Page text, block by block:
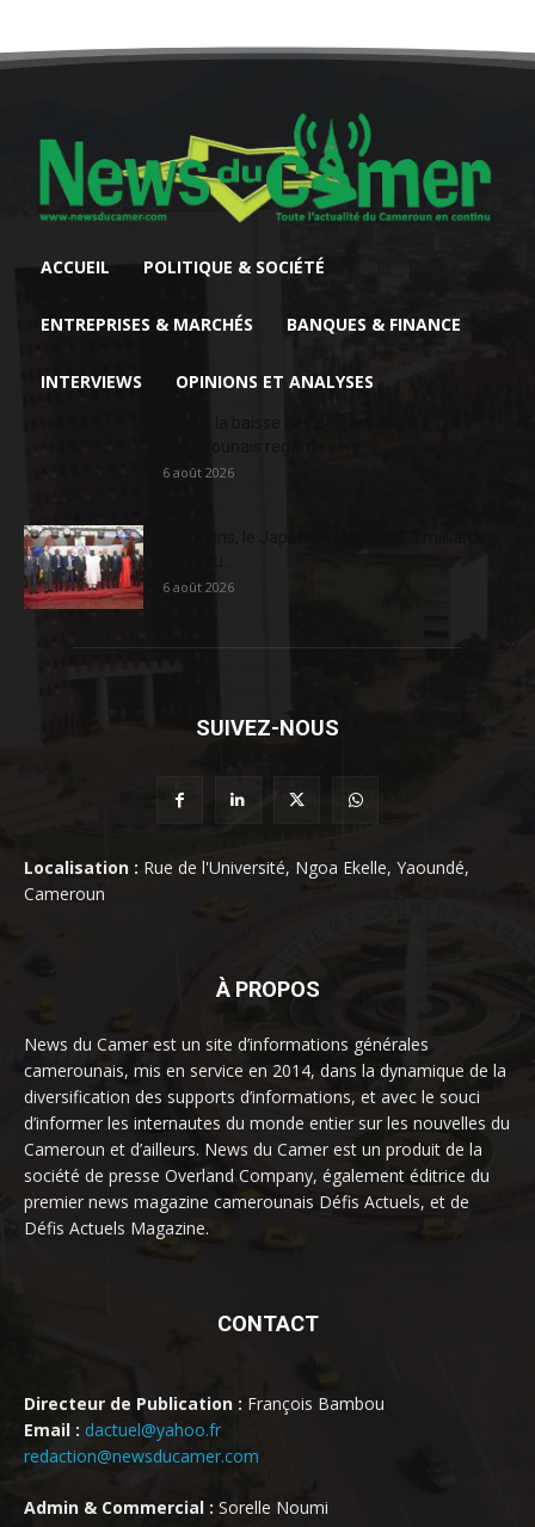
ACCUEIL POLITIQUE & SOCIÉTÉ
ENTREPRISES & MARCHÉS BANQUES & FINANCE
INTERVIEWS OPINIONS ET ANALYSES
6 août 2026
6 août 2026
SUIVEZ-NOUS
Localisation : Rue de l'Université, Ngoa Ekelle, Yaoundé,
Cameroun
À PROPOS
News du Camer est un site d’informations générales
camerounais, mis en service en 2014, dans la dynamique de la
diversification des supports d’informations, et avec le souci
d’informer les internautes du monde entier sur les nouvelles du
Cameroun et d’ailleurs. News du Camer est un produit de la
société de presse Overland Company, également éditrice du
premier news magazine camerounais Défis Actuels, et de
Défis Actuels Magazine.
CONTACT
Directeur de Publication : François Bambou
Email : dactuel@yahoo.fr
redaction@newsducamer.com
Admin & Commercial : Sorelle Noumi